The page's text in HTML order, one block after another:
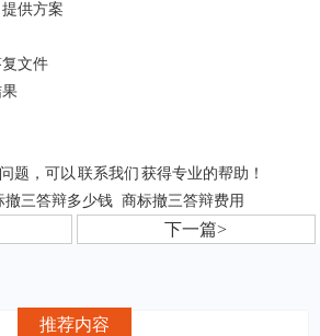
供方案
文件
题，可以 联系我们 获得专业的帮助！
撤三答辩多少钱 商标撤三答辩费用
下一篇>
推荐内容